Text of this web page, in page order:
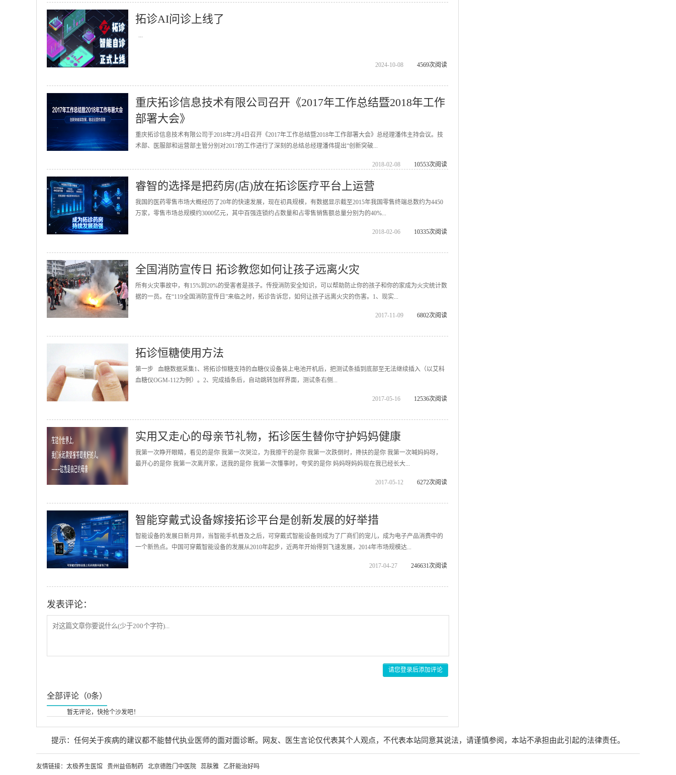
拓诊AI问诊上线了
...
2024-10-08 4569次阅读
重庆拓诊信息技术有限公司召开《2017年工作总结暨2018年工作
部署大会》
重庆拓诊信息技术有限公司于2018年2月4日召开《2017年工作总结暨2018年工作部署大会》总经理潘伟主持会议。技
术部、医服部和运营部主管分别对2017的工作进行了深刻的总结总经理潘伟提出“创新突破...
2018-02-08 10553次阅读
睿智的选择是把药房(店)放在拓诊医疗平台上运营
我国的医药零售市场大概经历了20年的快速发展，现在初具规模，有数据显示截至2015年我国零售终端总数约为4450
万家，零售市场总规模约3000亿元，其中百强连锁约占数量和占零售销售额总量分别为的40%...
2018-02-06 10335次阅读
全国消防宣传日 拓诊教您如何让孩子远离火灾
所有火灾事故中，有15%到20%的受害者是孩子。传授消防安全知识，可以帮助防止你的孩子和你的家成为火灾统计数
据的一员。在“119全国消防宣传日”来临之时，拓诊告诉您，如何让孩子远离火灾的伤害。1、现实...
2017-11-09 6802次阅读
拓诊恒糖使用方法
第一步 血糖数据采集1、将拓诊恒糖支持的血糖仪设备装上电池开机后，把测试条插到底部至无法继续插入（以艾科
血糖仪OGM-112为例）。2、完成插条后，自动跳转加样界面，测试条右侧...
2017-05-16 12536次阅读
实用又走心的母亲节礼物，拓诊医生替你守护妈妈健康
我第一次睁开眼睛，看见的是你 我第一次哭泣，为我擦干的是你 我第一次跌倒时，搀扶的是你 我第一次喊妈妈呀，
最开心的是你 我第一次离开家，送我的是你 我第一次懂事时，夸奖的是你 妈妈呀妈妈现在我已经长大...
2017-05-12 6272次阅读
智能穿戴式设备嫁接拓诊平台是创新发展的好举措
智能设备的发展日新月异，当智能手机普及之后，可穿戴式智能设备则成为了厂商们的宠儿，成为电子产品消费中的
一个新热点。中国可穿戴智能设备的发展从2010年起步，近两年开始得到飞速发展，2014年市场规模达...
2017-04-27 246631次阅读
发表评论：
请您登录后添加评论
全部评论（0条）
暂无评论，快抢个沙发吧！
提示：任何关于疾病的建议都不能替代执业医师的面对面诊断。网友、医生言论仅代表其个人观点，不代表本站同意其说法，请谨慎参阅，本站不承担由此引起的法律责任。
友情链接： 太极养生医馆 贵州益佰制药 北京德胜门中医院 蕊肤雅 乙肝能治好吗